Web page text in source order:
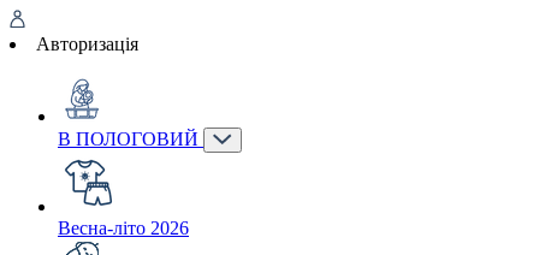
Авторизація
В ПОЛОГОВИЙ
Весна-літо 2026